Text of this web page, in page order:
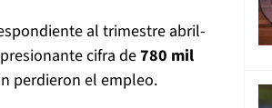
al trimestre abril-
cifra de780 mil
perdieron el empleo.